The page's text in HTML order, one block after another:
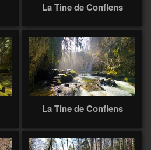
La Tine de Conflens
La Tine de Conflens